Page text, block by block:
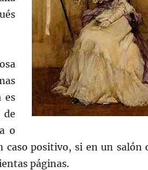
es
de
o
caso positivo, si en un salón
páginas.